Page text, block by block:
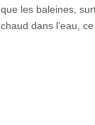
que les baleines,
chaud dans l’eau,